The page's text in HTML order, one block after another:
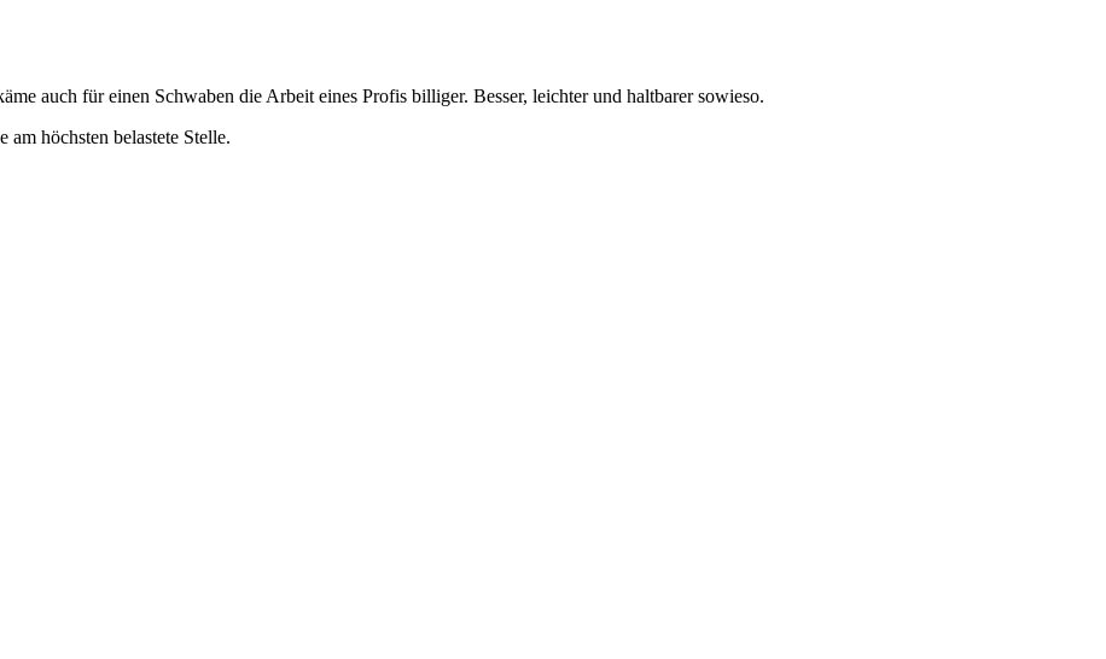
auch für einen Schwaben die Arbeit eines Profis billiger. Besser, leichter und haltbarer sowieso.
höchsten belastete Stelle.